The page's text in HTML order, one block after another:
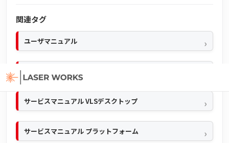
関連タグ
ユーザマニュアル
サービスマニュアル VLSデスクトップ
サービスマニュアル プラットフォーム